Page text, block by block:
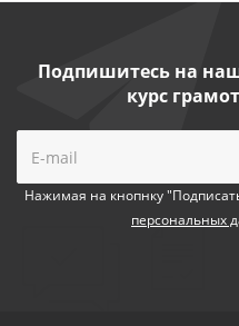
Подпишитесь на
курс
Нажимая на кнопнку
персональных